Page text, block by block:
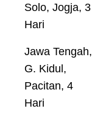
Solo, Jogja, 3
Hari
Jawa Tengah,
G. Kidul,
Pacitan, 4
Hari